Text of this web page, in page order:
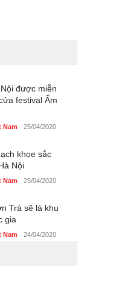
được miễn
festival Ẩm
Nam 25/04/2020
khoe sắc
Nội
Nam 25/04/2020
Trà sẽ là khu
gia
Nam 24/04/2020